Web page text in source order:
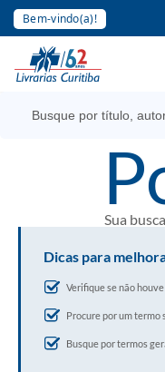
Bem-vindo(a)!
Sua
Dicas para
Verifique se não
Procure por um termo
Busque por termos